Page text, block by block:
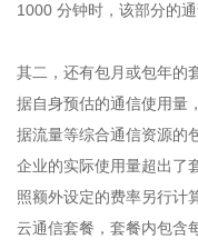
1000 分钟时，该部分的
其二，还有包月或包年的
据自身预估的通信使用量
据流量等综合通信资源的
企业的实际使用量超出了
照额外设定的费率另行计
云通信套餐，套餐内包含